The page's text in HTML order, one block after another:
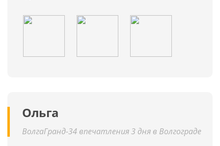
Ольга
ВолгаГранд-34 впечатления 3 дня в Волгограде